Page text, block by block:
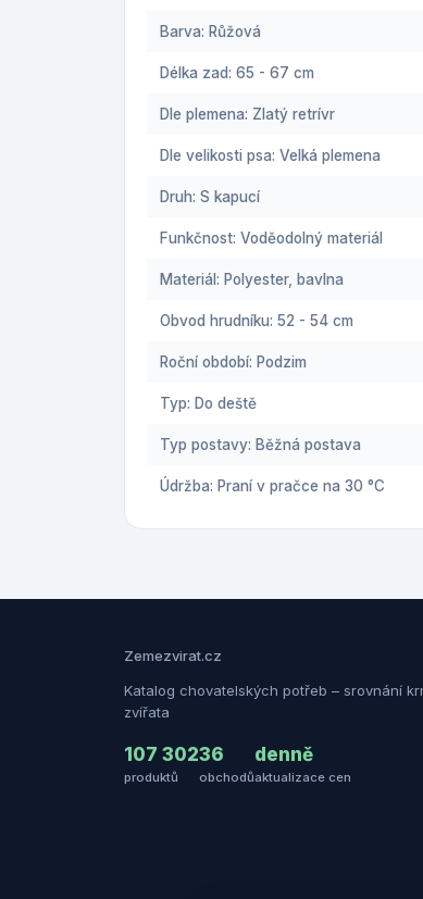
Barva: Růžová
Délka zad: 65 - 67 cm
Dle plemena: Zlatý retrívr
Dle velikosti psa: Velká plemena
Druh: S kapucí
Funkčnost: Voděodolný materiál
Materiál: Polyester, bavlna
Obvod hrudníku: 52 - 54 cm
Roční období: Podzim
Typ: Do deště
Typ postavy: Běžná postava
Údržba: Praní v pračce na 30 °C
Zemezvirat.cz
Katalog chovatelských potřeb – srovnání
zvířata
107 302
produktů
36
obchodů
denně
aktualizace cen